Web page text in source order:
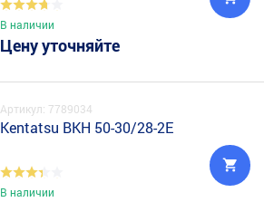
В наличии
Цену уточняйте
Артикул: 7789034
Kentatsu BKH 50-30/28-2E
В наличии